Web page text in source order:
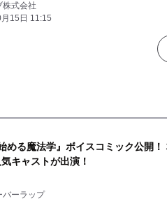
株式会社
15日 11:15
める魔法学』ボイスコミック公開
キャストが出演！
バーラップ